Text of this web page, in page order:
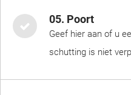
05. Poort
Geef hier aan of u
schutting is niet